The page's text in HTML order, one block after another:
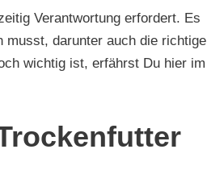
Verantwortung erfordert. Es
musst, darunter auch die richtige
wichtig ist, erfährst Du hier im